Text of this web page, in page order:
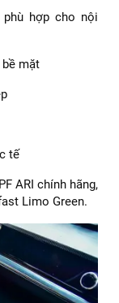
phù hợp cho nội
mặt
tế
ARI chính hãng,
Limo Green.